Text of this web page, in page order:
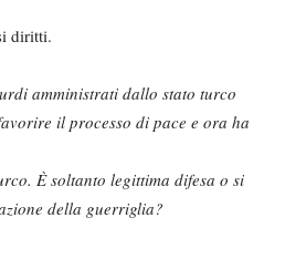
diritti.
amministrati dallo stato turco
il processo di pace e ora ha
È soltanto legittima difesa o si
della guerriglia?